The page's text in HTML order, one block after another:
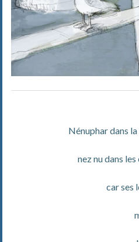
Nénuphar dans
nez nu dans
car ses